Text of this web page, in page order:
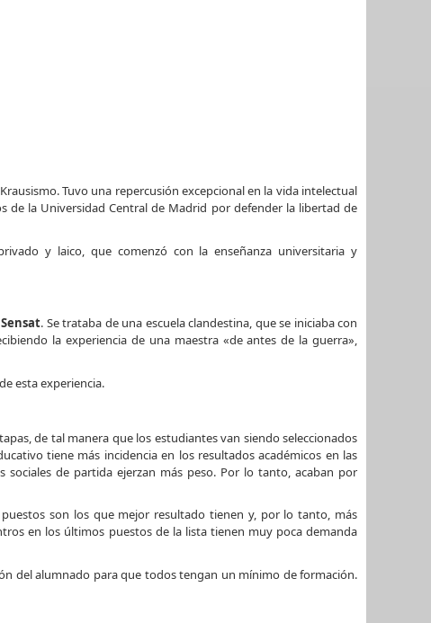
Tuvo una repercusión excepcional en la vida intelectual
de la Universidad Central de Madrid por defender la libertad de
y laico, que comenzó con la enseñanza universitaria y
. Se trataba de una escuela clandestina, que se iniciaba con
la experiencia de una maestra «de antes de la guerra»,
esta experiencia.
de tal manera que los estudiantes van siendo seleccionados
tiene más incidencia en los resultados académicos en las
de partida ejerzan más peso. Por lo tanto, acaban por
son los que mejor resultado tienen y, por lo tanto, más
en los últimos puestos de la lista tienen muy poca demanda
del alumnado para que todos tengan un mínimo de formación.